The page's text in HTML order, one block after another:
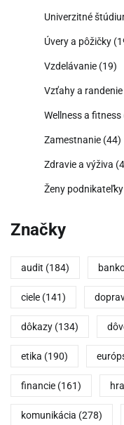
Univerzitné
Úvery a pôžičky
Vzdelávanie (19)
Vzťahy a randenie
Wellness a fitness
Zamestnanie (44)
Zdravie a výživa
Ženy podnikateľky
Značky
audit (184)
ciele (141)
dôkazy (134)
etika (190)
financie (161)
komunikácia (278)